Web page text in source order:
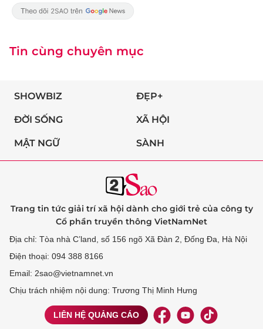
Tin cùng chuyên mục
SHOWBIZ ĐẸP+
ĐỜI SỐNG XÃ HỘI
MẬT NGỮ SÀNH
Trang tin tức giải trí xã hội dành cho giới trẻ của công ty
Cổ phần truyền thông VietNamNet
Địa chỉ: Tòa nhà C’land, số 156 ngõ Xã Đàn 2, Đống Đa, Hà Nội
Điện thoại: 094 388 8166
Email: 2sao@vietnamnet.vn
Chịu trách nhiệm nội dung: Trương Thị Minh Hưng
LIÊN HỆ QUẢNG CÁO